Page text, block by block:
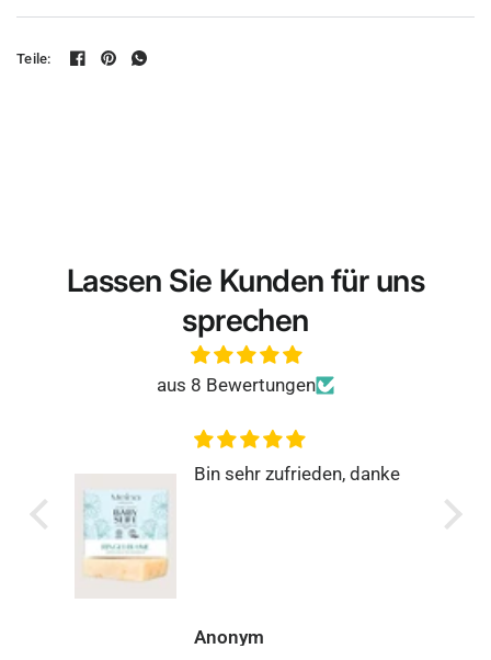
85 g
Teile:
Lassen Sie Kunden für uns
sprechen
aus 8 Bewertungen
Rundum zufrieden
Peer